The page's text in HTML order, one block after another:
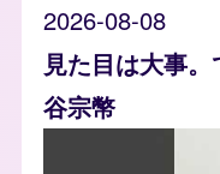
2026-08-08
見た目は大事
谷宗幣